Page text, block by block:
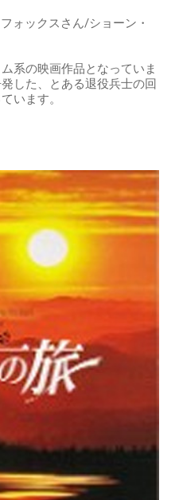
ォックスさん/ショーン・
系の映画作品となっていま
した、とある退役兵士の回
います。